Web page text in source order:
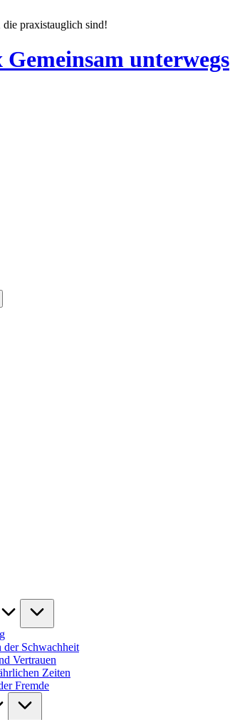
praxistauglich sind!
unterwegs
der Schwachheit
Vertrauen
Zeiten
Fremde